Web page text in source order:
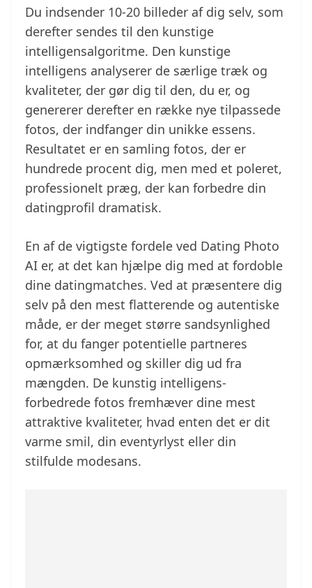
Du indsender 10-20 billeder af dig selv, som
derefter sendes til den kunstige
intelligensalgoritme. Den kunstige
intelligens analyserer de særlige træk og
kvaliteter, der gør dig til den, du er, og
genererer derefter en række nye tilpassede
fotos, der indfanger din unikke essens.
Resultatet er en samling fotos, der er
hundrede procent dig, men med et poleret,
professionelt præg, der kan forbedre din
datingprofil dramatisk.
En af de vigtigste fordele ved Dating Photo
AI er, at det kan hjælpe dig med at fordoble
dine datingmatches. Ved at præsentere dig
selv på den mest flatterende og autentiske
måde, er der meget større sandsynlighed
for, at du fanger potentielle partneres
opmærksomhed og skiller dig ud fra
mængden. De kunstig intelligens-
forbedrede fotos fremhæver dine mest
attraktive kvaliteter, hvad enten det er dit
varme smil, din eventyrlyst eller din
stilfulde modesans.